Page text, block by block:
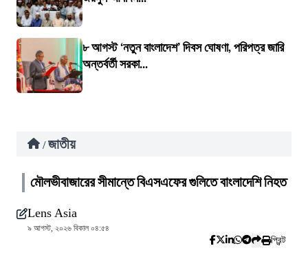
৮ আগস্ট ‘নতুন বাংলাদেশ’ দিবস ঘোষণা, পরিপত্র জারি
অন্তর্বর্তী সরকা...
/ জাতীয়
মৌলভীবাজারের সীমান্তে বিএসএফের গুলিতে বাংলাদেশি নিহত
Lens Asia
৯ আগস্ট, ২০২৬ বিকাল ০৪:৫৪
প্রিন্ট